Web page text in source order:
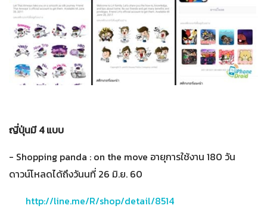
ญี่ปุ่นมี 4 แบบ
- Shopping panda : on the move อายุการใช้งาน 180 วัน
ดาวน์โหลดได้ถึงวันนที่ 26 มิ.ย. 60
http://line.me/R/shop/detail/8514